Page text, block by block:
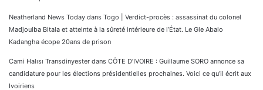
Neatherland News Today dans Togo | Verdict-procès : assassinat du colonel
Madjoulba Bitala et atteinte à la sûreté intérieure de l’État. Le Gle Abalo
Kadangha écope 20ans de prison
Cami Halısı Transdinyester dans CÔTE D’IVOIRE : Guillaume SORO annonce sa
candidature pour les élections présidentielles prochaines. Voici ce qu’il écrit aux
Ivoiriens